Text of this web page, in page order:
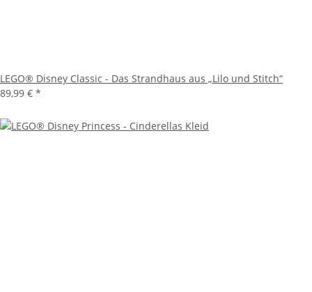
LEGO® Disney Classic - Das Strandhaus aus „Lilo und Stitch“
89,99 € *